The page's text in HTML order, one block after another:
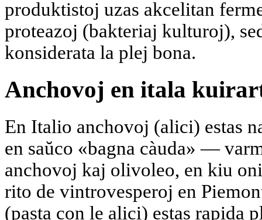
produktistoj uzas akcelitan
proteazoj (bakteriaj kulturoj),
konsiderata la plej bona.
Anchovoj en itala
En Italio anchovoj (alici) estas
en saŭco «bagna càuda» —
anchovoj kaj olivoleo, en kiu
rito de vintrovesperoj en
(pasta con le alici) estas rapida